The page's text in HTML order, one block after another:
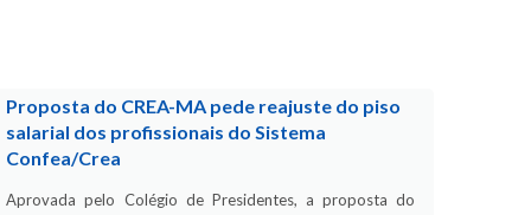
Proposta do CREA-MA pede reajuste do piso
salarial dos profissionais do Sistema
Confea/Crea
Aprovada pelo Colégio de Presidentes, a proposta do